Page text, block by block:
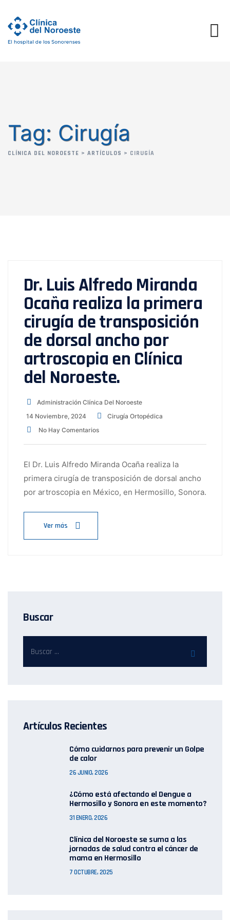
content
Tag: Cirugía
CLÍNICA DEL NOROESTE > ARTÍCULOS > CIRUGÍA
Dr. Luis Alfredo Miranda
Ocaña realiza la primera
cirugía de transposición
de dorsal ancho por
artroscopia en Clínica
del Noroeste.
Administración Clínica Del Noroeste
14 Noviembre, 2024
Cirugía Ortopédica
No Hay Comentarios
El Dr. Luis Alfredo Miranda Ocaña realiza la
primera cirugía de transposición de dorsal ancho
por artroscopia en México, en Hermosillo, Sonora.
Ver más
Buscar
Artículos Recientes
Cómo cuidarnos para prevenir un Golpe
de calor
26 JUNIO, 2026
¿Cómo está afectando el Dengue a
Hermosillo y Sonora en este momento?
31 ENERO, 2026
Clínica del Noroeste se suma a las
jornadas de salud contra el cáncer de
mama en Hermosillo
7 OCTUBRE, 2025